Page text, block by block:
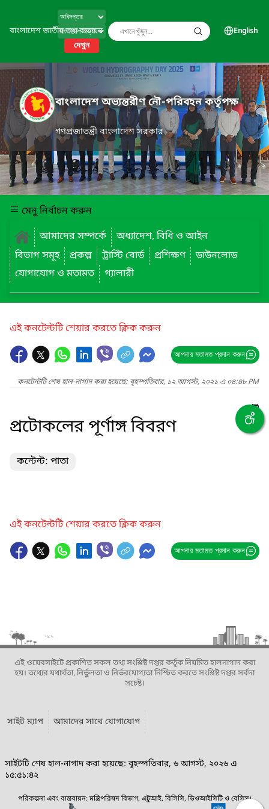
বাংলাদেশ জাতীয় তথ্য বাতায়ন
দেখুন
English
বাংলাদেশ অভ্যন্তরীণ নৌ-পরিবহন কর্তৃপক্ষ
গণপ্রজাতন্ত্রী বাংলাদেশ সরকার
মেনু নির্বাচন করুন
আমাদের সম্পর্কে
অধ্যাদেশ, বিধি ও আইন
বিভাগ সমূহ
প্রকল্প ট্রাস্টি বোর্ড প্রশিক্ষণ
ডাউনলোড
যোগাযোগ ও মতামত
গ্যালারী
এই কনটেন্টটি শেয়ার করতে ক্লিক করুন
আপনার মতামত প্রদান করুন
কনটেন্টটি শেষ হাল-নাগাদ করা হয়েছে: বৃহস্পতিবার, ১২ আগস্ট, ২০২১ এ ০৪:৪৮ PM
প্রটোকলের পূর্ণাঙ্গ বিবরণ
কন্টেন্ট: পাতা
এই কনটেন্টটি শেয়ার করতে ক্লিক করুন
আপনার মতামত প্রদান করুন
এই ওয়েবসাইটে প্রকাশিত সকল তথ্য সংশ্লিষ্ট দপ্তর কর্তৃক নিয়মিত হালনাগাদ করা
হয়। তথ্যের যথার্থতা, নির্ভুলতা ও নির্ভরযোগ্যতা নিশ্চিত করতে সংশ্লিষ্ট দপ্তর সর্বদা
সচেষ্ট।
সাইট ম্যাপ আমাদের সাথে যোগাযোগ
সাইটটি শেষ হাল-নাগাদ করা হয়েছে: বৃহস্পতিবার, ৬ আগস্ট, ২০২৬ এ
১৫:৫১:৪২
পরিকল্পনা এবং বাস্তবায়ন: মন্ত্রিপরিষদ বিভাগ, এটুআই, বিসিসি, ডিওআইসিটি ও বেসিস।